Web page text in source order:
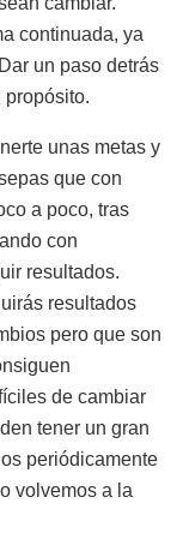
continuada, ya
un paso detrás
propósito.
unas metas y
que con
a poco, tras
con
resultados.
resultados
pero que son
de cambiar
tener un gran
periódicamente
volvemos a la